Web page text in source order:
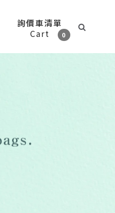
詢價車清單
Cart 0